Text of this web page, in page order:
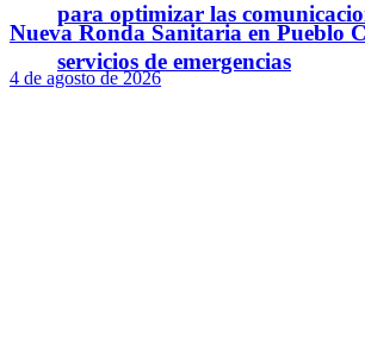
para optimizar las
servicios de emergencias
Nueva Ronda Sanitaria en Pueblo
4 de agosto de 2026